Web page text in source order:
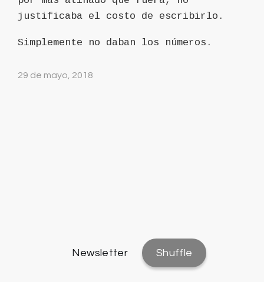
justificaba el costo de escribirlo.
Simplemente no daban los números.
29 de mayo, 2018
Newsletter Shuffle